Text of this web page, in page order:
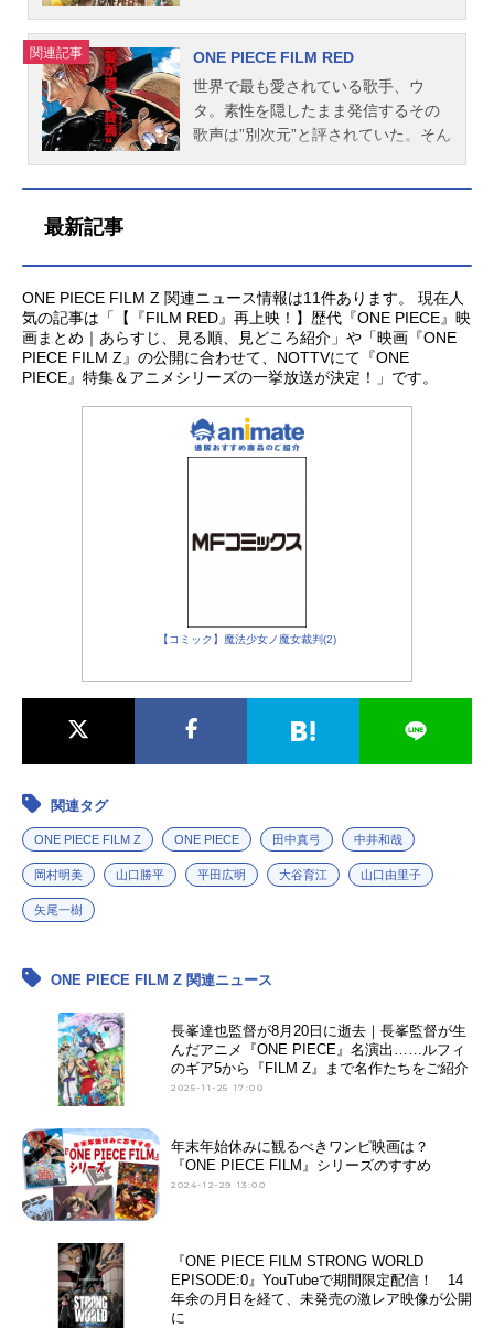
キ...
年ジャンプ』連載）映画ストーリ
ー：尾田栄一郎コスチューム＆クリ
ーチャーデザイン：尾田栄一郎製作
総指揮：尾田栄一郎監督：境宗久企
画：...
マークの麦わら帽子を取り戻すこと
ができるのか!?奪われたシャンクス
との絆。ルフィの冒険のきっかけと
なった麦わら帽子をめぐり、誇り高
き争奪戦が幕を開ける!!作品名ONEPI
版アニメシリーズONEPIECEスケジ
メシリーズONEPIECEスケジュール2
012年12月15日（土）キャストモン
キー・D・ルフィ：田中真弓ロロノ
ア・ゾロ：中井和哉ナミ：岡村明美
ウソップ：山口勝平サンジ：平田広
育江ニコ・ロビン：山口由里子フラ
載：「週刊少年ジャンプ」発行：集
英社脚本：鈴木おさむ監督：長峯達
也音楽：田中公平+浜口史郎オープニ
ングテーマ：中田ヤスタカ（capsul
e）作画監督：佐藤雅将アニメー...
渦巻き、ルフィたちはなすすべもな
く街の非情なルールに飲み込まれて
いく。そんな中、テゾーロから天竜
人への「史上最高額の天上金」の存
在が明らかとなり、その支配力は世
いた。遂に動き出した新世界の“怪
闘いが幕を開けようとしていた。作
品名ONEPIECEFILMGOLD放送形態
劇場版アニメシリーズONEPIECEス
ケジュール2016年7月23日（土）キ
ャストモンキー・D・ルフィ：田中真
弓ロロノア・ゾロ：中井和哉ナミ：
岡村明美ウソップ：山口勝平サン
ク：チョーギルド・テゾーロ：山路
の一味。会場には世界中から海賊が
群がり、万博の目玉である「海賊王
（ロジャー）の遺した宝探し」で、
お宝争奪戦が繰り広げられる。しか
し、海賊たち熱狂する万博の裏に
ェスタの企みがあった。お宝争奪戦
ーカー、大将”藤虎”イッショウ、”黄
猿”ボルサリーノといった海軍、王下
七武海”海賊女帝”ハンコック、”世界
最強の剣士”ミホーク、”元王下七武
海”クロコダイル、”革命軍参謀総
長”サボ、”CP-0”ロブ・ルッチまでも
がそれぞれの目的のため姿を現す。
アニメシリーズONEPIECEスケジュ
ウソップ：山口勝平サンジ：平田広
ンキ...
関連記事
ONE PIECE FILM RED
世界で最も愛されている歌手、ウ
タ。素性を隠したまま発信するその
歌声は”別次元”と評されていた。そん
イブが開催される。色めき立つ海賊
埋め尽くす中、今まさに全世界待望
の歌声が響き渡ろうとしていた。物
語は、彼女が”シャンクスの娘”という
衝撃の事実から動き出すー。「世界
を歌で幸せにしたい」とただ願い、
ステージに立つウタ。ウタの過去を
知る謎の人物・ゴードン、そして垣
と遡る。作品名ONEPIECEFILMRED
ィ：田中真弓ロロノア・ゾロ：中井
ー・チョッパー：大谷育江ニコ・ロ
ビン：山口由里子フランキー：矢尾
一樹ブルック：チョージンベエ：宝
一ベン・ベックマン：田原アルノラ
ッキー・...
最新記事
ONE PIECE FILM Z 関連ニュース情報は11件あります。 現在人
気の記事は「【『FILM RED』再上映！】歴代『ONE PIECE』映
画まとめ｜あらすじ、見る順、見どころ紹介」や「映画『ONE
PIECE FILM Z』の公開に合わせて、NOTTVにて『ONE
PIECE』特集＆アニメシリーズの一挙放送が決定！」です。
【コミック】魔法少女ノ魔女裁判(2)
関連タグ
ONE PIECE FILM Z ONE PIECE 田中真弓 中井和哉
岡村明美 山口勝平 平田広明 大谷育江 山口由里子
矢尾一樹
ONE PIECE FILM Z 関連ニュース
長峯達也監督が8月20日に逝去｜長峯監督が生
んだアニメ『ONE PIECE』名演出……ルフィ
のギア5から『FILM Z』まで名作たちをご紹介
2025-11-25 17:00
年末年始休みに観るべきワンピ映画は？
『ONE PIECE FILM』シリーズのすすめ
2024-12-29 13:00
『ONE PIECE FILM STRONG WORLD
EPISODE:0』YouTubeで期間限定配信！ 14
年余の月日を経て、未発売の激レア映像が公開
に